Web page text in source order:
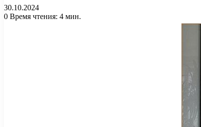
30.10.2024
0 Время чтения: 4 мин.